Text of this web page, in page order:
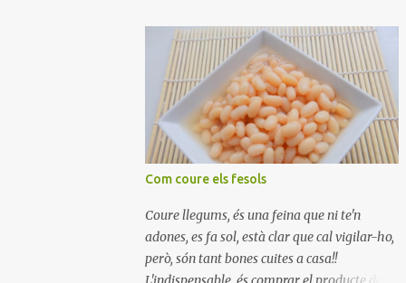
Com coure els fesols
Coure llegums, és una feina que ni te'n
adones, es fa sol, està clar que cal vigilar-ho,
però, són tant bones cuites a casa!!